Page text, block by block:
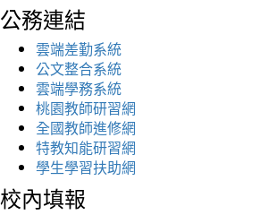
公務連結
雲端差勤系統
公文整合系統
雲端學務系統
桃園教師研習網
全國教師進修網
特教知能研習網
學生學習扶助網
校內填報